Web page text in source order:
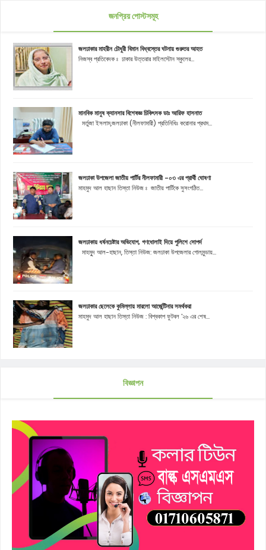
জনপ্রিয় পোস্টসমূহ
জলঢাকার মাহরীন চৌধুরী বিমান বিধ্বস্তের ঘটনায় গুরুতর আহত
নিজস্ব প্রতিবেদক ঃ ঢাকার উত্তরার মাইলস্টোন স্কুলের...
মানবিক মানুষ ক্যানসার বিশেষজ্ঞ চিকিৎসক ডাঃ আরিফ হাসনাত
মর্তুজা ইসলাম,জলঢাকা (নীলফামারী) প্রতিনিধিঃ করোনার প্রথম...
জলঢাকা উপজেলা জাতীয় পার্টির নীলফামারী -০৩ এর প্রার্থী ঘোষণা
মাহমুদ আল হাছান তিস্তা নিউজ ঃ জাতীয় পার্টিকে সুসংগঠিত...
জলঢাকায় ধর্ষনচেষ্টার অভিযোগ, গণধোলাই দিয়ে পুলিশে সোপর্দ
মাহমুূদ আল-হাছান, তিস্তা নিউজ: জলঢাকা উপজেলার গোলমুন্ডায়...
জলঢাকার ছেলেকে কুমিল্লায় মারলো আর্জেন্টিনার সমর্থকরা
মাহমুদ আল হাছান তিস্তা নিউজ : বিশ্বকাপ ফুটবল '২৬ এর শেষ...
বিজ্ঞাপন